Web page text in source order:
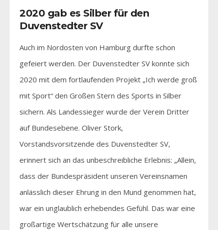
2020 gab es Silber für den
Duvenstedter SV
Auch im Nordosten von Hamburg durfte schon
gefeiert werden. Der Duvenstedter SV konnte sich
2020 mit dem fortlaufenden Projekt „Ich werde groß
mit Sport“ den Großen Stern des Sports in Silber
sichern. Als Landessieger wurde der Verein Dritter
auf Bundesebene. Oliver Stork,
Vorstandsvorsitzende des Duvenstedter SV,
erinnert sich an das unbeschreibliche Erlebnis: „Allein,
dass der Bundespräsident unseren Vereinsnamen
anlässlich dieser Ehrung in den Mund genommen hat,
war ein unglaublich erhebendes Gefühl. Das war eine
großartige Wertschätzung für alle unsere